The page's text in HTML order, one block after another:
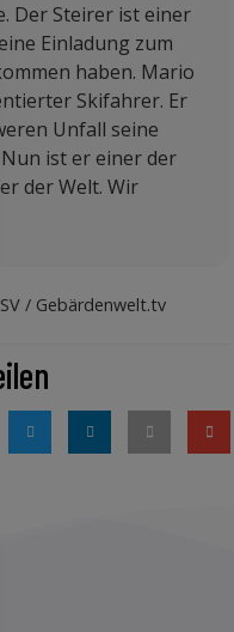
Der Steirer ist einer
Einladung zum
haben. Mario
Skifahrer. Er
Unfall seine
ist er einer der
der Welt. Wir
/ Gebärdenwelt.tv